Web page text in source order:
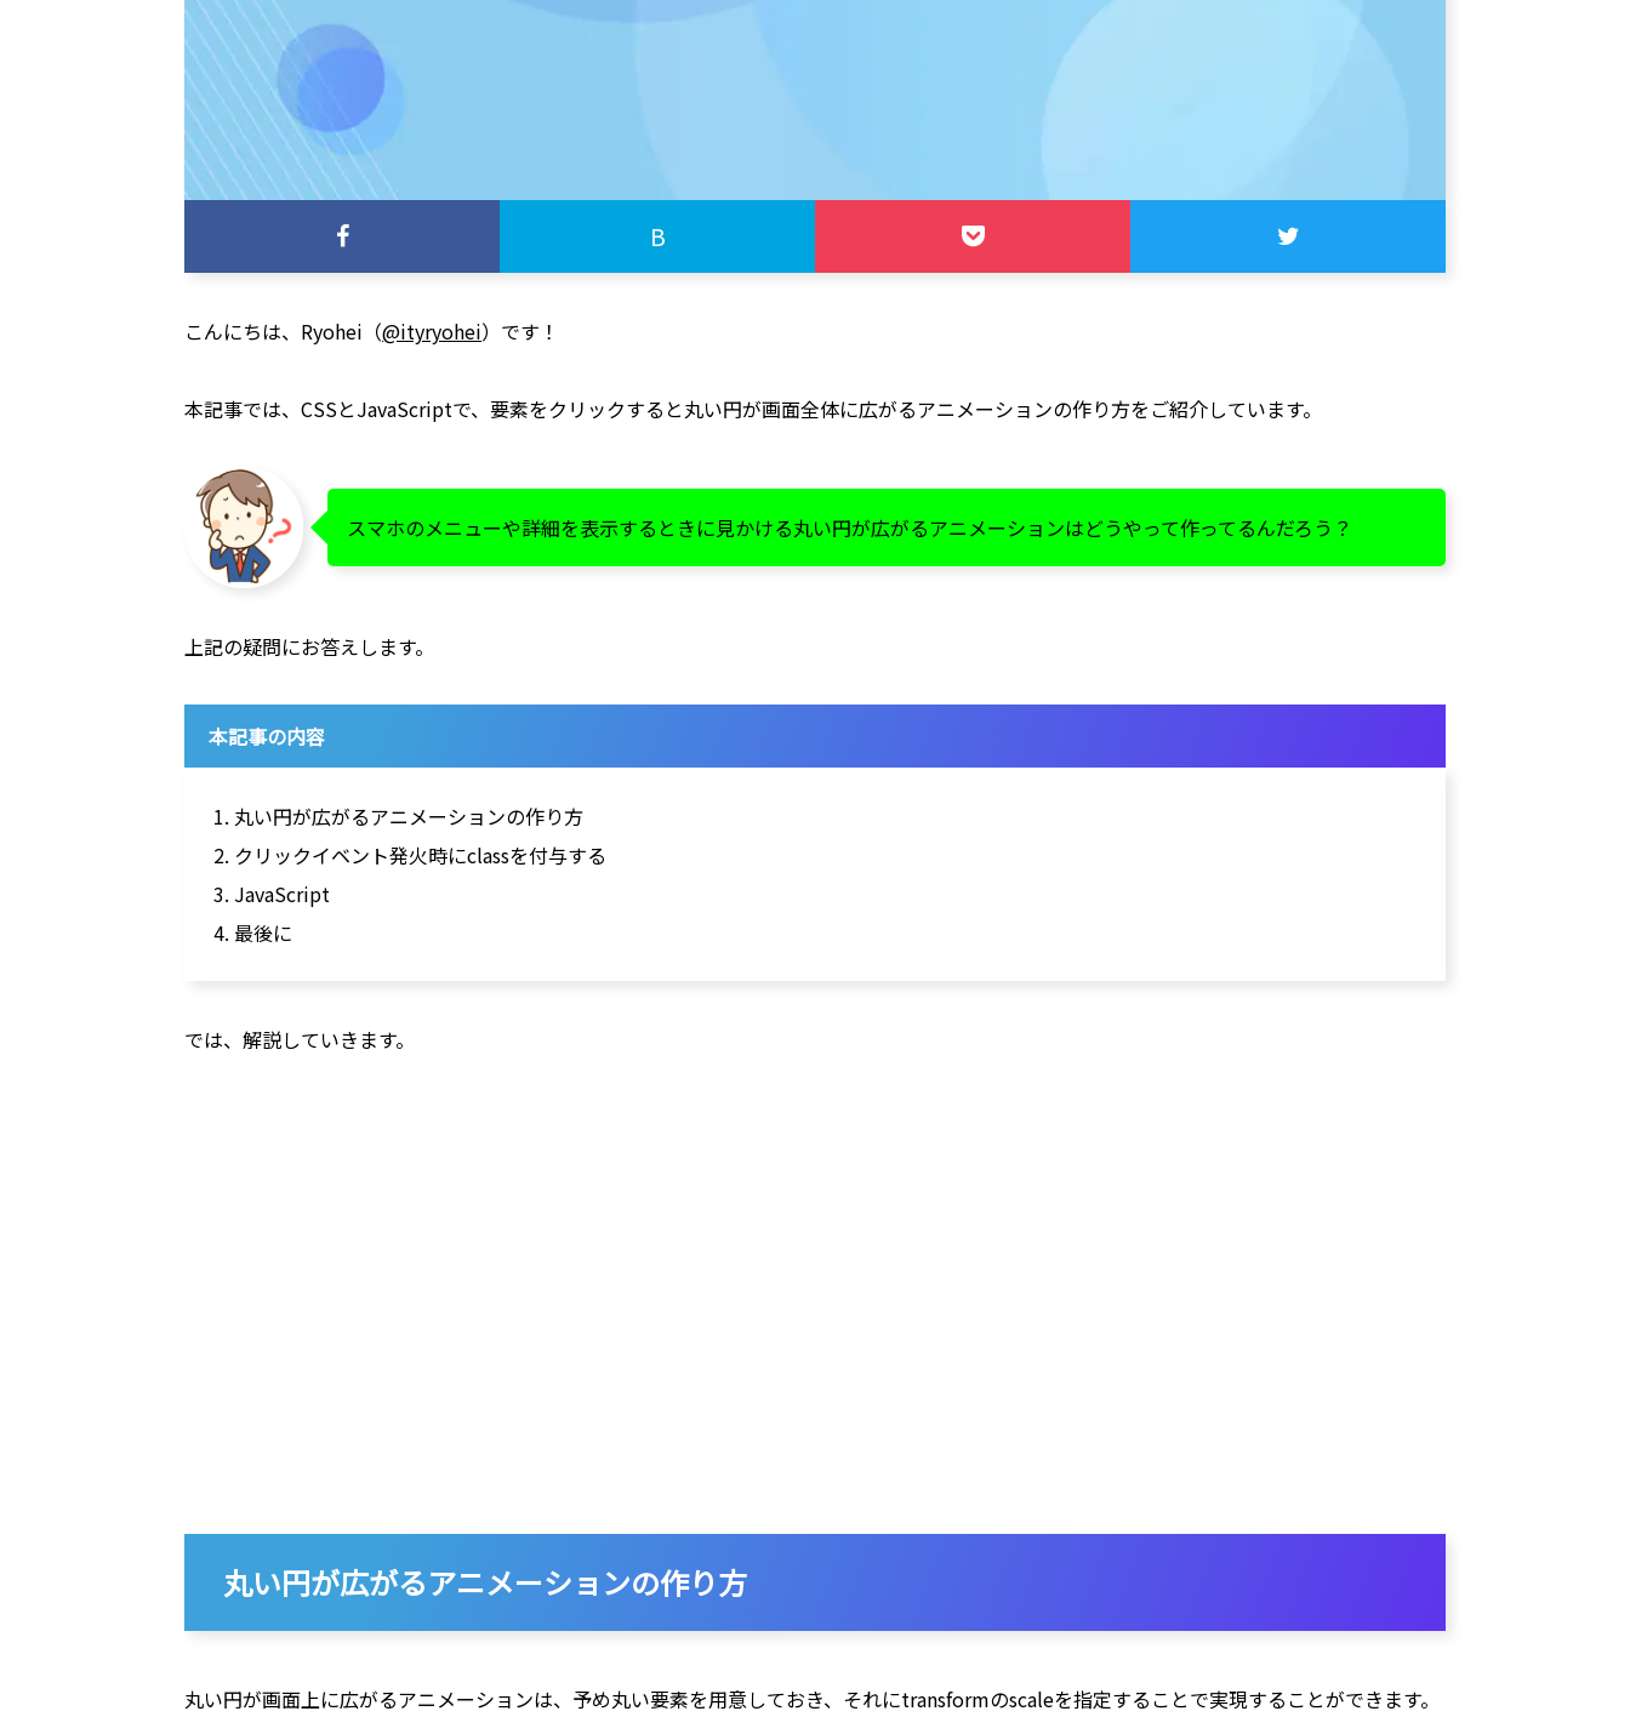
B
こんにちは、Ryohei（@ityryohei）です！
本記事では、CSSとJavaScriptで、要素をクリックすると丸い円が画面全体に広がるアニメーションの作り方をご紹介しています。
スマホのメニューや詳細を表示するときに見かける丸い円が広がるアニメーションはどうやって作ってるんだろう？
上記の疑問にお答えします。
本記事の内容
1. 丸い円が広がるアニメーションの作り方
2. クリックイベント発火時にclassを付与する
3. JavaScript
4. 最後に
では、解説していきます。
丸い円が広がるアニメーションの作り方
丸い円が画面上に広がるアニメーションは、予め丸い要素を用意しておき、それにtransformのscaleを指定することで実現することができます。